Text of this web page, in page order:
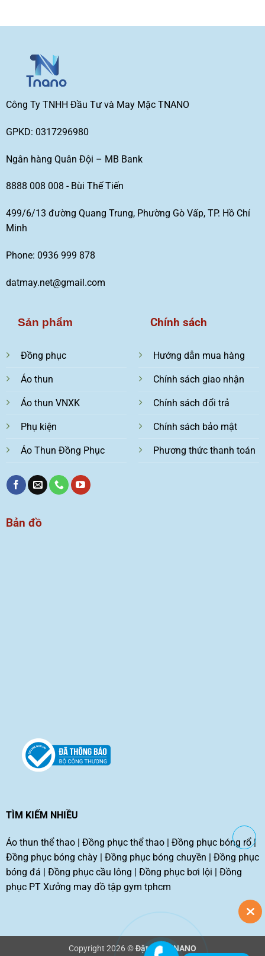
Công Ty TNHH Đầu Tư và May Mặc TNANO
GPKD: 0317296980
Ngân hàng Quân Đội – MB Bank
8888 008 008 - Bùi Thế Tiến
499/6/13 đường Quang Trung, Phường Gò Vấp, TP. Hồ Chí
Minh
Phone: 0936 999 878
datmay.net@gmail.com
Sản phẩm
Đồng phục
Áo thun
Áo thun VNXK
Phụ kiện
Áo Thun Đồng Phục
Chính sách
Hướng dẫn mua hàng
Chính sách giao nhận
Chính sách đổi trả
Chính sách bảo mật
Phương thức thanh toán
Bản đồ
TÌM KIẾM NHIỀU
Áo thun thể thao| Đồng phục thể thao| Đồng phục bóng rổ|
Đồng phục bóng chày| Đồng phục bóng chuyền | Đồng phục
bóng đá | Đồng phục cầu lông | Đồng phục bơi lội | Đồng
phục PT Xưởng may đồ tập gym tphcm
Copyright 2026 ©Đặt may TNANO